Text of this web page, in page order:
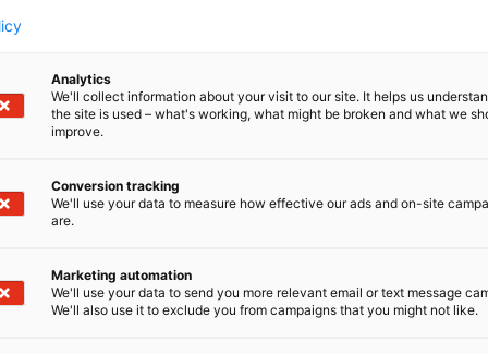
Analytics
We'll collect information about your visit to our site. It helps us
the site is used – what's working, what might be broken and what we
improve.
Conversion tracking
We'll use your data to measure how effective our ads and on-site
are.
Marketing automation
We'll use your data to send you more relevant email or text message
We'll also use it to exclude you from campaigns that you might not like.